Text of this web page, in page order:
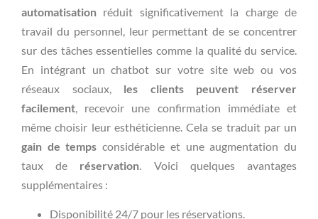
automatisation réduit significativement la charge de
travail du personnel, leur permettant de se concentrer
sur des tâches essentielles comme la qualité du service.
En intégrant un chatbot sur votre site web ou vos
réseaux sociaux, les clients peuvent réserver
facilement , recevoir une confirmation immédiate et
même choisir leur esthéticienne. Cela se traduit par un
gain de temps considérable et une augmentation du
taux de réservation . Voici quelques avantages
supplémentaires :
Disponibilité 24/7 pour les réservations.